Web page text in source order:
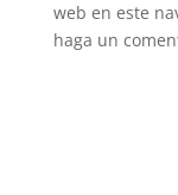
web en este
haga un